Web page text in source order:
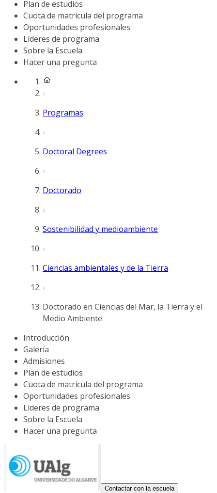
Plan de estudios
Cuota de matrícula del programa
Oportunidades profesionales
Líderes de programa
Sobre la Escuela
Hacer una pregunta
Programas
Doctoral Degrees
Doctorado
Sostenibilidad y medioambiente
Ciencias ambientales y de la Tierra
Doctorado en Ciencias del Mar, la Tierra y el
Medio Ambiente
Introducción
Galería
Admisiones
Plan de estudios
Cuota de matrícula del programa
Oportunidades profesionales
Líderes de programa
Sobre la Escuela
Hacer una pregunta
Contactar con la escuela